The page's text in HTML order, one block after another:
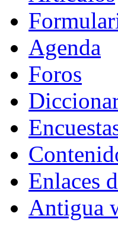
Agenda
Foros
Enlaces
Antigua